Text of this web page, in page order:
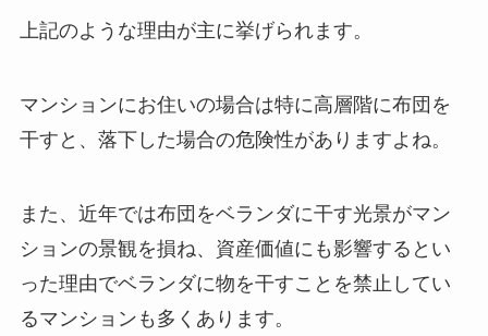
上記のような理由が主に挙げられます。
マンションにお住いの場合は特に高層階に布団を
干すと、落下した場合の危険性がありますよね。
また、近年では布団をベランダに干す光景がマン
ションの景観を損ね、資産価値にも影響するとい
った理由でベランダに物を干すことを禁止してい
るマンションも多くあります。